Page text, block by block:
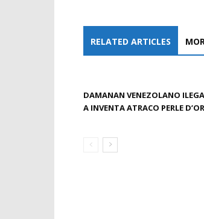
RELATED ARTICLES
DAMANAN VENEZOLANO
A INVENTA ATRACO PERLE D’OR